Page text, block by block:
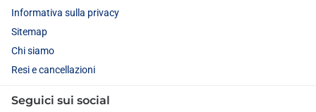
Informativa sulla privacy
Sitemap
Chi siamo
Resi e cancellazioni
Seguici sui social